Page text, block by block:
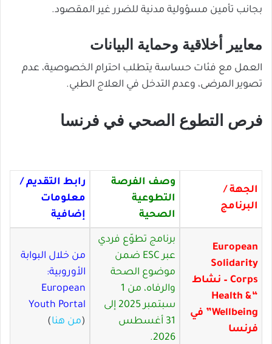
بجانب تأمين مسؤولية مدنية للضرر غير المقصود.
معايير أخلاقية وحماية البيانات
العمل مع فئات حساسة يتطلب احترام الخصوصية، عدم
تصوير المرضى، وعدم التدخل في العلاج الطبي.
فرص التطوع الصحي في فرنسا
الجهة /
البرنامج
وصف الفرصة
التطوعية
الصحية
رابط التقديم /
معلومات
إضافية
European
Solidarity
Corps – نشاط
“Health &
Wellbeing” في
فرنسا
برنامج تطوّع فردي
عبر ESC ضمن
موضوع الصحة
والرفاه، من 1
سبتمبر 2025 إلى
31 أغسطس
2026.
من خلال البوابة
الأوروبية:
European
Youth Portal
(من هنا)